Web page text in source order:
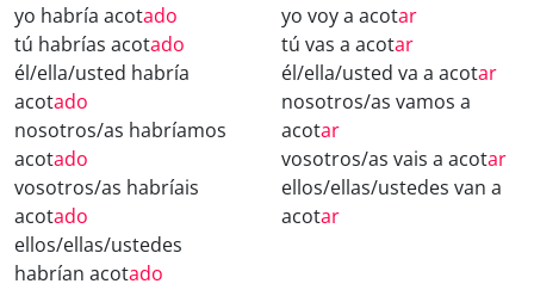
yo habría acotado
tú habrías acotado
él/ella/usted habría
acotado
nosotros/as habríamos
acotado
vosotros/as habríais
acotado
ellos/ellas/ustedes
habrían acotado
yo voy a acotar
tú vas a acotar
él/ella/usted va a acotar
nosotros/as vamos a
acotar
vosotros/as vais a acotar
ellos/ellas/ustedes van a
acotar